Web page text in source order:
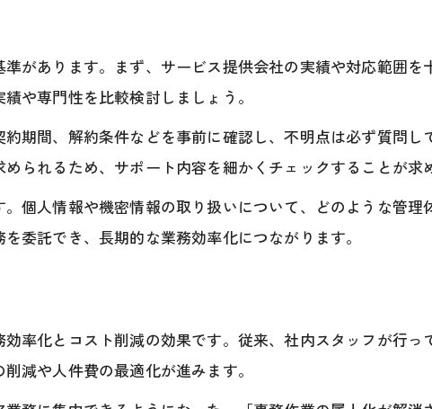
があります。まず、サービス提供会社の実績や対応範囲を
や専門性を比較検討しましょう。
期間、解約条件などを事前に確認し、不明点は必ず質問し
られるため、サポート内容を細かくチェックすることが求
個人情報や機密情報の取り扱いについて、どのような管理
委託でき、長期的な業務効率化につながります。
率化とコスト削減の効果です。従来、社内スタッフが行っ
減や人件費の最適化が進みます。